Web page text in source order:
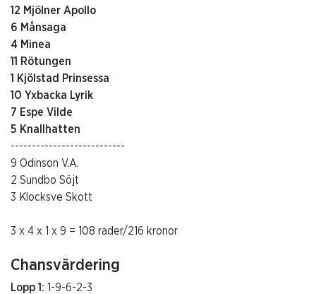
12 Mjölner Apollo
6 Månsaga
4 Minea
11 Rötungen
1 Kjölstad Prinsessa
10 Yxbacka Lyrik
7 Espe Vilde
5 Knallhatten
---------------------------
9 Odinson V.A.
2 Sundbo Söjt
3 Klocksve Skott
3 x 4 x 1 x 9 = 108 rader/216 kronor
Chansvärdering
Lopp 1: 1-9-6-2-3